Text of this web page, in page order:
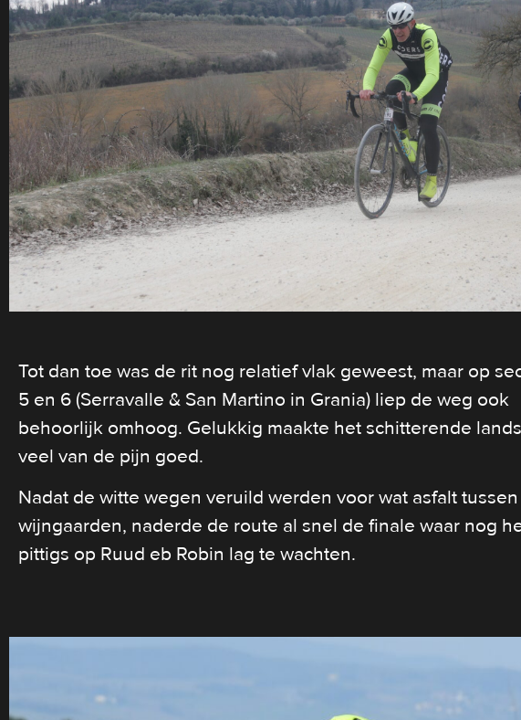
Tot dan toe was de rit nog relatief vlak geweest, maar op
5 en 6 (Serravalle & San Martino in Grania) liep de weg ook
behoorlijk omhoog. Gelukkig maakte het schitterende
veel van de pijn goed.
Nadat de witte wegen veruild werden voor wat asfalt
wijngaarden, naderde de route al snel de finale waar nog
pittigs op Ruud eb Robin lag te wachten.